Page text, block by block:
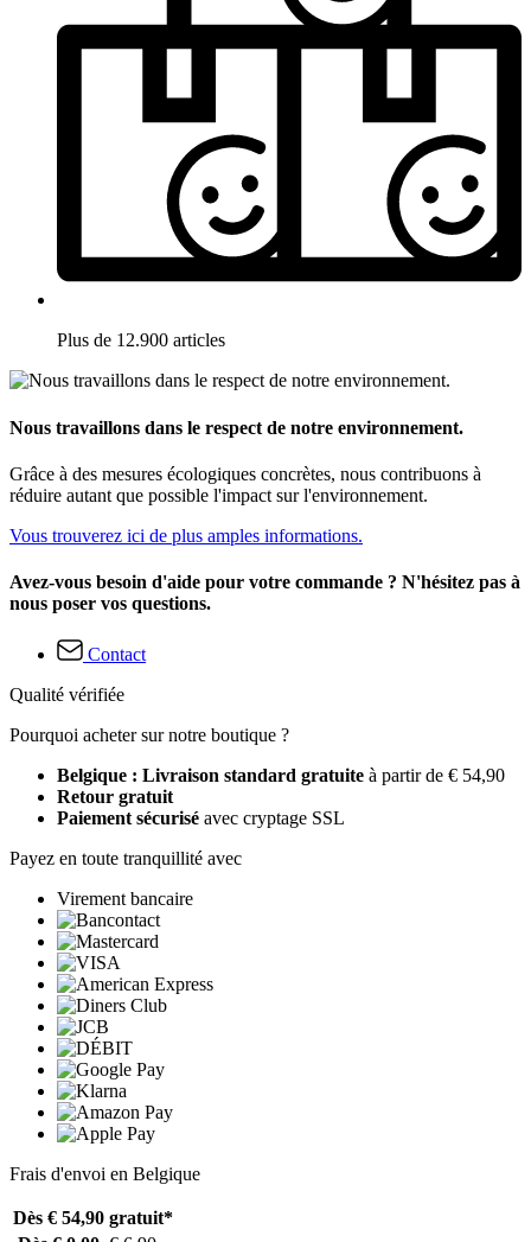
Plus de 12.900 articles
Nous travaillons dans le respect de notre environnement.
Grâce à des mesures écologiques concrètes, nous contribuons à
réduire autant que possible l'impact sur l'environnement.
Vous trouverez ici de plus amples informations.
Avez-vous besoin d'aide pour votre commande ? N'hésitez pas à
nous poser vos questions.
Contact
Qualité vérifiée
Pourquoi acheter sur notre boutique ?
Belgique : Livraison standard gratuite à partir de € 54,90
Retour gratuit
Paiement sécurisé avec cryptage SSL
Payez en toute tranquillité avec
Virement bancaire
Frais d'envoi en Belgique
Dès € 54,90 gratuit*